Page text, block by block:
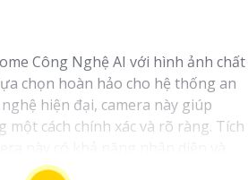
Công Nghệ AI với hình ảnh chất
chọn hoàn hảo cho hệ thống an
hiện đại, camera này giúp
một cách chính xác và rõ ràng. Tích
tăng cường hiệu quả giám sát và